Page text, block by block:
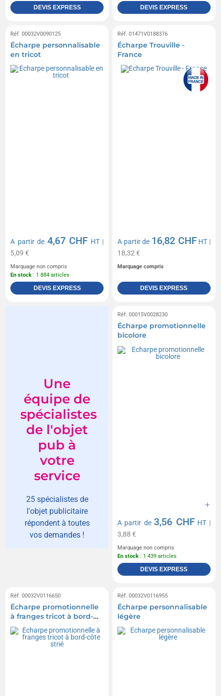
DEVIS EXPRESS DEVIS EXPRESS
Réf. 00032V0090125
Écharpe personnalisable
en tricot
A partir de 4,67 CHF HT|
5,09 €
Marquage non compris
En stock : 1 884 articles
DEVIS EXPRESS
Réf. 01471V0188376
Écharpe Trouville -
France
A partir de 16,82 CHF HT |
18,32 €
Marquage compris
DEVIS EXPRESS
Une
équipe de
spécialistes
de l'objet
pub à
votre
service
25 spécialistes de
l'objet publicitaire
répondent à toutes
vos demandes !
Réf. 00015V0028230
Écharpe promotionnelle
bicolore
A partir de3,56 CHF HT |
3,88 €
Marquage non compris
En stock : 1 439 articles
DEVIS EXPRESS
Réf. 00032V0116650
Écharpe promotionnelle
à franges tricot à bord-
côte strié
Réf. 00032V0116955
Écharpe personnalisable
légère